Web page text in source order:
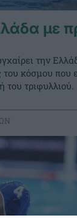
με
την
κόσμου που
του τριφυλλιού.